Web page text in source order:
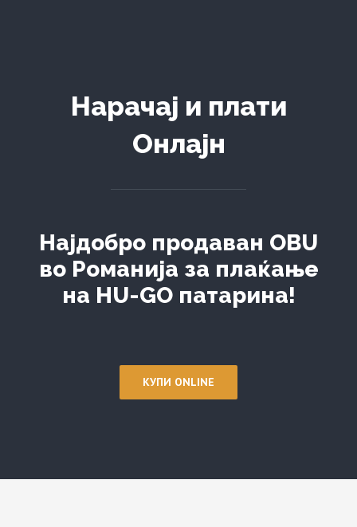
Нарачај и плати
Онлајн
Најдобро продаван OBU
во Романија за плаќање
на HU-GO патарина!
КУПИ ONLINE